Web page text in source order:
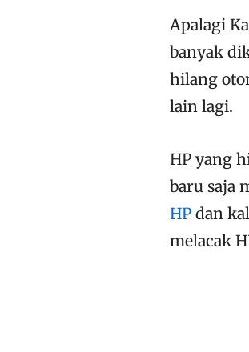
Apalagi
banyak
hilang
lain lagi.
HP yang
baru saja
HP dan
melacak